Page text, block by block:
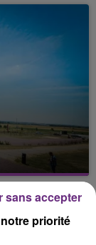
monde.
êtes tous
priorité
sans accepter